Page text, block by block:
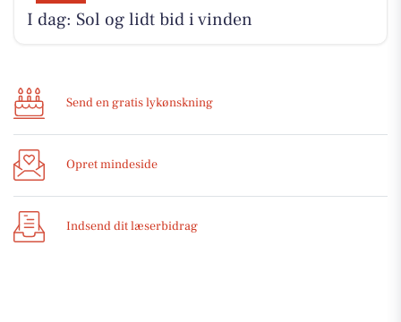
I dag: Sol og lidt bid i vinden
Send en gratis lykønskning
Opret mindeside
Indsend dit læserbidrag